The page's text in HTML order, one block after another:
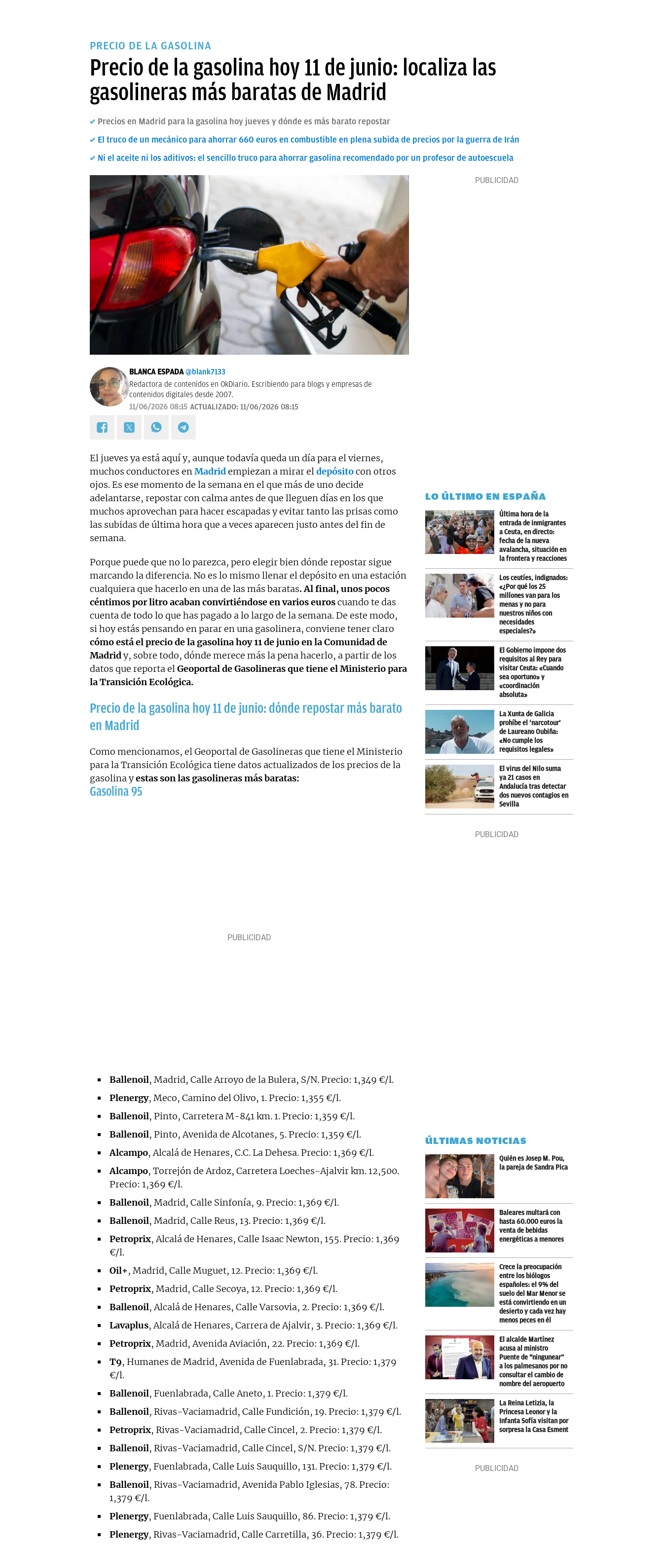
PRECIO DE LA GASOLINA
Precio de la gasolina hoy 11 de junio: localiza las
gasolineras más baratas de Madrid
Precios en Madrid para la gasolina hoy jueves y dónde es más barato repostar
El truco de un mecánico para ahorrar 660 euros en combustible en plena subida de precios por la guerra de Irán
Ni el aceite ni los aditivos: el sencillo truco para ahorrar gasolina recomendado por un profesor de autoescuela
BLANCA ESPADA @blank7133
Redactora de contenidos en OkDiario. Escribiendo para blogs y empresas de
contenidos digitales desde 2007.
11/06/2026 08:15 ACTUALIZADO: 11/06/2026 08:15
El jueves ya está aquí y, aunque todavía queda un día para el viernes,
muchos conductores enMadridempiezan a mirar eldepósitocon otros
ojos. Es ese momento de la semana en el que más de uno decide
adelantarse, repostar con calma antes de que lleguen días en los que
muchos aprovechan para hacer escapadas y evitar tanto las prisas como
las subidas de última hora que a veces aparecen justo antes del fin de
semana.
Porque puede que no lo parezca, pero elegir bien dónde repostar sigue
marcando la diferencia. No es lo mismo llenar el depósito en una estación
cualquiera que hacerlo en una de las más baratas. Al final, unos pocos
céntimos por litro acaban convirtiéndose en varios euroscuando te das
cuenta de todo lo que has pagado a lo largo de la semana. De este modo,
si hoy estás pensando en parar en una gasolinera, conviene tener claro
cómo está el precio de la gasolina hoy 11 de junio en la Comunidad de
Madridy, sobre todo, dónde merece más la pena hacerlo, a partir de los
datos que reporta elGeoportal de Gasolineras que tiene el Ministerio para
la Transición Ecológica.
Precio de la gasolina hoy 11 de junio: dónde repostar más barato
en Madrid
Como mencionamos, el Geoportal de Gasolineras que tiene el Ministerio
para la Transición Ecológica tiene datos actualizados de los precios de la
gasolina yestas son las gasolineras más baratas:
Gasolina 95
Ballenoil, Madrid, Calle Arroyo de la Bulera, S/N. Precio: 1,349 €/l.
Plenergy, Meco, Camino del Olivo, 1. Precio: 1,355 €/l.
Ballenoil, Pinto, Carretera M-841 km. 1. Precio: 1,359 €/l.
Ballenoil, Pinto, Avenida de Alcotanes, 5. Precio: 1,359 €/l.
Alcampo, Alcalá de Henares, C.C. La Dehesa. Precio: 1,369 €/l.
Alcampo, Torrejón de Ardoz, Carretera Loeches-Ajalvir km. 12,500.
Precio: 1,369 €/l.
Ballenoil, Madrid, Calle Sinfonía, 9. Precio: 1,369 €/l.
Ballenoil, Madrid, Calle Reus, 13. Precio: 1,369 €/l.
Petroprix, Alcalá de Henares, Calle Isaac Newton, 155. Precio: 1,369
€/l.
Oil+, Madrid, Calle Muguet, 12. Precio: 1,369 €/l.
Petroprix, Madrid, Calle Secoya, 12. Precio: 1,369 €/l.
Ballenoil, Alcalá de Henares, Calle Varsovia, 2. Precio: 1,369 €/l.
Lavaplus, Alcalá de Henares, Carrera de Ajalvir, 3. Precio: 1,369 €/l.
Petroprix, Madrid, Avenida Aviación, 22. Precio: 1,369 €/l.
T9, Humanes de Madrid, Avenida de Fuenlabrada, 31. Precio: 1,379
€/l.
Ballenoil, Fuenlabrada, Calle Aneto, 1. Precio: 1,379 €/l.
Ballenoil, Rivas-Vaciamadrid, Calle Fundición, 19. Precio: 1,379 €/l.
Petroprix, Rivas-Vaciamadrid, Calle Cincel, 2. Precio: 1,379 €/l.
Ballenoil, Rivas-Vaciamadrid, Calle Cincel, S/N. Precio: 1,379 €/l.
Plenergy, Fuenlabrada, Calle Luis Sauquillo, 131. Precio: 1,379 €/l.
Ballenoil, Rivas-Vaciamadrid, Avenida Pablo Iglesias, 78. Precio:
1,379 €/l.
Plenergy, Fuenlabrada, Calle Luis Sauquillo, 86. Precio: 1,379 €/l.
Plenergy, Rivas-Vaciamadrid, Calle Carretilla, 36. Precio: 1,379 €/l.
LO ÚLTIMO EN ESPAÑA
Última hora de la
entrada de inmigrantes
a Ceuta, en directo:
fecha de la nueva
avalancha, situación en
la frontera y reacciones
Los ceutíes, indignados:
«¿Por qué los 25
millones van para los
menas y no para
nuestros niños con
necesidades
especiales?»
El Gobierno impone dos
requisitos al Rey para
visitar Ceuta: «Cuando
sea oportuno» y
«coordinación
absoluta»
La Xunta de Galicia
prohíbe el ‘narcotour’
de Laureano Oubiña:
«No cumple los
requisitos legales»
El virus del Nilo suma
ya 21 casos en
Andalucía tras detectar
dos nuevos contagios en
Sevilla
ÚLTIMAS NOTICIAS
Quién es Josep M. Pou,
la pareja de Sandra Pica
Baleares multará con
hasta 60.000 euros la
venta de bebidas
energéticas a menores
Crece la preocupación
entre los biólogos
españoles: el 9% del
suelo del Mar Menor se
está convirtiendo en un
desierto y cada vez hay
menos peces en él
El alcalde Martínez
acusa al ministro
Puente de “ningunear”
a los palmesanos por no
consultar el cambio de
nombre del aeropuerto
La Reina Letizia, la
Princesa Leonor y la
Infanta Sofía visitan por
sorpresa la Casa Esment